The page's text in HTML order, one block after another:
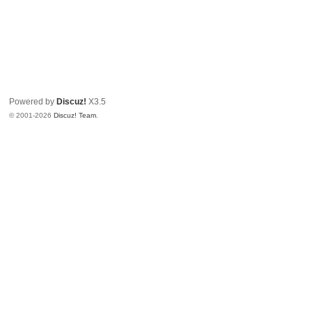
Powered by Discuz! X3.5
© 2001-2026Discuz! Team